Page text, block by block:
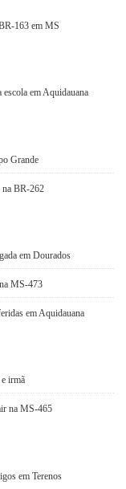
163 em MS
escola em Aquidauana
Grande
na BR-262
em Dourados
MS-473
em Aquidauana
irmã
na MS-465
em Terenos